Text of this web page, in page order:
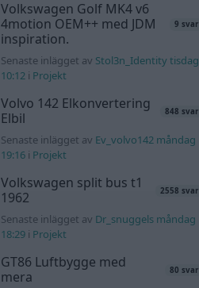
Volkswagen Golf MK4 v6
4motion OEM++ med JDM
inspiration.
9 svar
Senaste inlägget av Stol3n_Identity tisdag
10:12i Projekt
Volvo 142 Elkonvertering
Elbil
848 svar
Senaste inlägget av Ev_volvo142 måndag
19:16i Projekt
Volkswagen split bus t1
1962
2558 svar
Senaste inlägget av Dr_snuggels måndag
18:29i Projekt
GT86 Luftbygge med
mera
80 svar